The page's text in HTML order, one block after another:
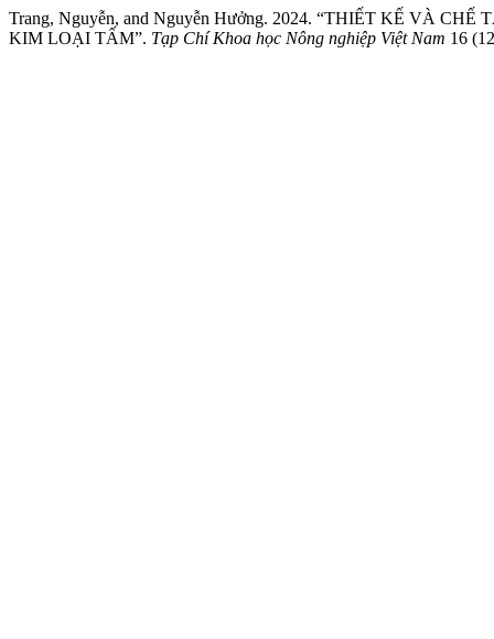
Trang, Nguyễn, and Nguyễn Hưởng. 2024. “THIẾT KẾ VÀ
KIM LOẠI TẤM”. Tạp Chí Khoa học Nông nghiệp Việt Nam 16